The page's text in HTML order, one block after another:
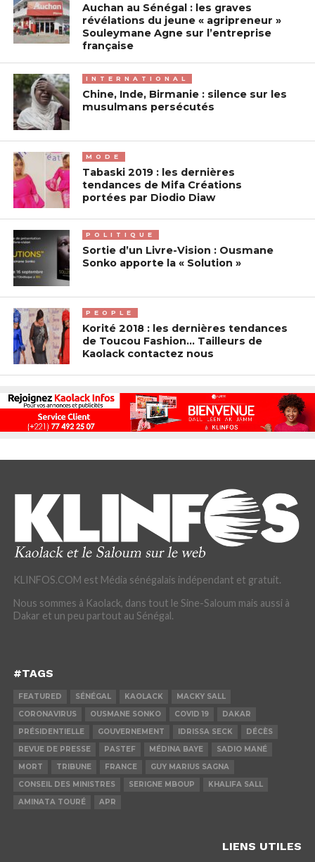
Auchan au Sénégal : les graves
révélations du jeune « agripreneur »
Souleymane Agne sur l’entreprise
française
INTERNATIONAL
Chine, Inde, Birmanie : silence sur les
musulmans persécutés
MODE
Tabaski 2019 : les dernières
tendances de Mifa Créations
portées par Diodio Diaw
POLITIQUE
Sortie d’un Livre-Vision : Ousmane
Sonko apporte la « Solution »
PEOPLE
Korité 2018 : les dernières tendances
de Toucou Fashion… Tailleurs de
Kaolack contactez nous
KLINFOS.COM est Média sénégalais indépendant et gratuit.
Nous sommes à Kaolack, dans tout le Sine-Saloum mais aussi à
Dakar et un peu partout au Sénégal.
#TAGS
FEATURED SÉNÉGAL KAOLACK
MACKY SALL
CORONAVIRUS
OUSMANE SONKO COVID 19
DAKAR
PRÉSIDENTIELLE
GOUVERNEMENT IDRISSA SECK
DÉCÈS
REVUE DE PRESSE
PASTEF MÉDINA BAYE
SADIO MANÉ
MORT
TRIBUNE FRANCE
GUY MARIUS SAGNA
CONSEIL DES MINISTRES
SERIGNE MBOUP
KHALIFA SALL
AMINATA TOURÉ
APR
LIENS UTILES